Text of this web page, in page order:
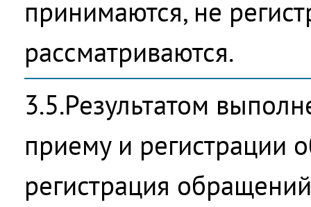
принимаются, не
рассматриваются.
3.5.Результатом
приему и регистрации
регистрация